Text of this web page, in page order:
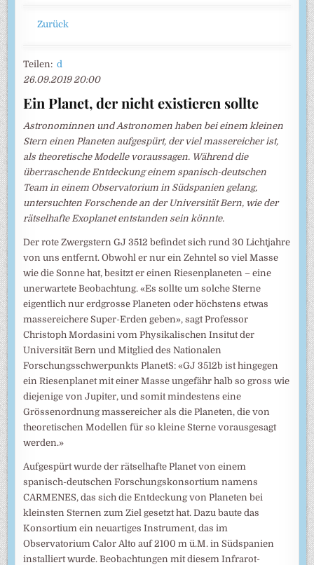
Zurück
Teilen:d
26.09.2019 20:00
Ein Planet, der nicht existieren sollte
Astronominnen und Astronomen haben bei einem kleinen
Stern einen Planeten aufgespürt, der viel massereicher ist,
als theoretische Modelle voraussagen. Während die
überraschende Entdeckung einem spanisch-deutschen
Team in einem Observatorium in Südspanien gelang,
untersuchten Forschende an der Universität Bern, wie der
rätselhafte Exoplanet entstanden sein könnte.
Der rote Zwergstern GJ 3512 befindet sich rund 30 Lichtjahre
von uns entfernt. Obwohl er nur ein Zehntel so viel Masse
wie die Sonne hat, besitzt er einen Riesenplaneten – eine
unerwartete Beobachtung. «Es sollte um solche Sterne
eigentlich nur erdgrosse Planeten oder höchstens etwas
massereichere Super-Erden geben», sagt Professor
Christoph Mordasini vom Physikalischen Insitut der
Universität Bern und Mitglied des Nationalen
Forschungsschwerpunkts PlanetS: «GJ 3512b ist hingegen
ein Riesenplanet mit einer Masse ungefähr halb so gross wie
diejenige von Jupiter, und somit mindestens eine
Grössenordnung massereicher als die Planeten, die von
theoretischen Modellen für so kleine Sterne vorausgesagt
werden.»
Aufgespürt wurde der rätselhafte Planet von einem
spanisch-deutschen Forschungskonsortium namens
CARMENES, das sich die Entdeckung von Planeten bei
kleinsten Sternen zum Ziel gesetzt hat. Dazu baute das
Konsortium ein neuartiges Instrument, das im
Observatorium Calor Alto auf 2100 m ü.M. in Südspanien
installiert wurde. Beobachtungen mit diesem Infrarot-